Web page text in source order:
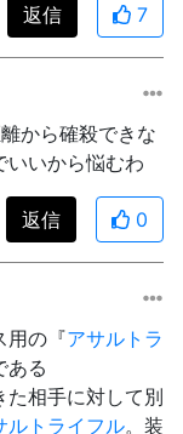
返信 7
から確殺できな
いいから悩むわ
返信 0
用の『アサルトラ
ある
た相手に対して別
ルトライフル。装